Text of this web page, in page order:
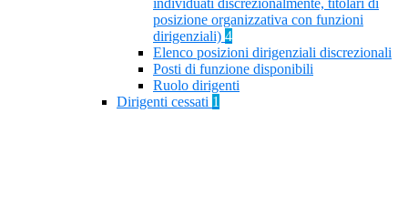
individuati discrezionalmente, titolari di
posizione organizzativa con funzioni
dirigenziali) 4
Elenco posizioni dirigenziali discrezionali
Posti di funzione disponibili
Ruolo dirigenti
Dirigenti cessati 1